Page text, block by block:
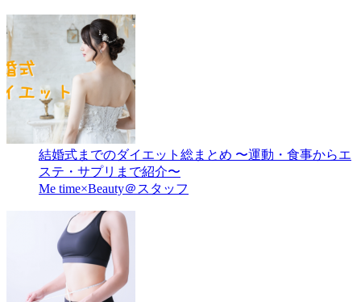
結婚式までのダイエット総まとめ 〜運動・食事からエ
ステ・サプリまで紹介〜
Me time×Beauty＠スタッフ